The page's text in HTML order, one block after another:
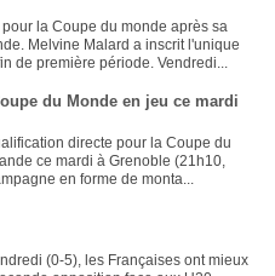
la Coupe du monde après sa
Melvine Malard a inscrit l'unique
de première période. Vendredi...
du Monde en jeu ce mardi
directe pour la Coupe du
ce mardi à Grenoble (21h10,
en forme de monta...
(0-5), les Françaises ont mieux